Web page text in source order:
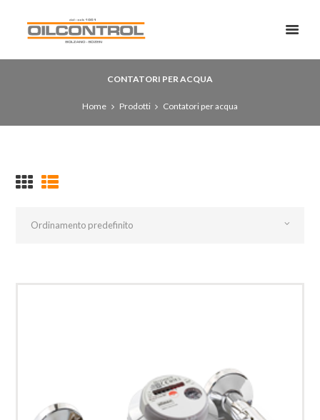
CONTATORI PER ACQUA
Home Prodotti Contatori per acqua